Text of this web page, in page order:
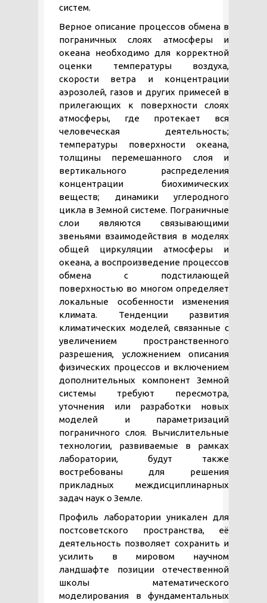
систем.
Верное описание процессов обмена в
пограничных слоях атмосферы и
океана необходимо для корректной
оценки температуры воздуха,
скорости ветра и концентрации
аэрозолей, газов и других примесей в
прилегающих к поверхности слоях
атмосферы, где протекает вся
человеческая деятельность;
температуры поверхности океана,
толщины перемешанного слоя и
вертикального распределения
концентрации биохимических
веществ; динамики углеродного
цикла в Земной системе. Пограничные
слои являются связывающими
звеньями взаимодействия в моделях
общей циркуляции атмосферы и
океана, а воспроизведение процессов
обмена с подстилающей
поверхностью во многом определяет
локальные особенности изменения
климата. Тенденции развития
климатических моделей, связанные с
увеличением пространственного
разрешения, усложнением описания
физических процессов и включением
дополнительных компонент Земной
системы требуют пересмотра,
уточнения или разработки новых
моделей и параметризаций
пограничного слоя. Вычислительные
технологии, развиваемые в рамках
лаборатории, будут также
востребованы для решения
прикладных междисциплинарных
задач наук о Земле.
Профиль лаборатории уникален для
постсоветского пространства, её
деятельность позволяет сохранить и
усилить в мировом научном
ландшафте позиции отечественной
школы математического
моделирования в фундаментальных